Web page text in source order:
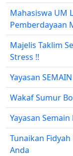
Mahasiswa UM
Pemberdayaan
Majelis Taklim
Stress !!
Yayasan
Wakaf Sumur
Yayasan
Tunaikan
Anda